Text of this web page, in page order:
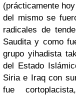
(prácticamente
del mismo se
radicales de
Saudita y como
grupo yihadista
del Estado
Siria e Iraq con
fue